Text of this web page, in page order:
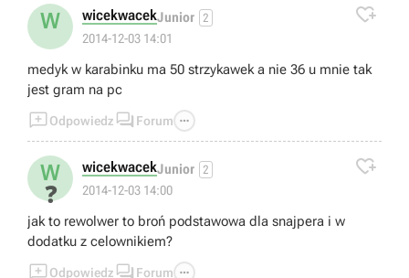
W wicekwacekJunior 2
2014-12-03 14:01

medyk w karabinku ma 50 strzykawek a nie 36 u mnie tak
jest gram na pc
Odpowiedz  Forum 
W
❓
wicekwacekJunior 2
2014-12-03 14:00

jak to rewolwer to broń podstawowa dla snajpera i w
dodatku z celownikiem?
Odpowiedz Forum 